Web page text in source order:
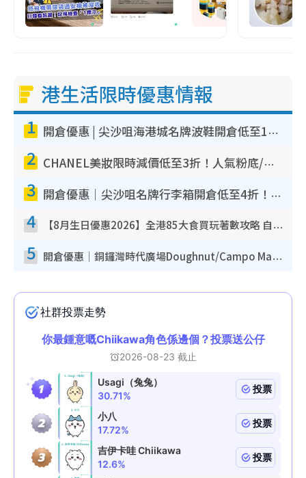
港生活限時優惠情報
1 開倉優惠 | 尖沙咀海港城名牌波鞋開倉低至1折！On鞋$899起／Joy&Peace鞋履$98起
2 CHANEL美妝限時減價低至3折！人氣粉底/唇膏/精華液低至$275！COCO香水都有平
3 開倉優惠｜尖沙咀名牌行李箱開倉低至4折！一連5日 American Tourister/ace./Hallmark $200起！
4 【8月生日優惠2026】全港85大食買玩著數攻略 自助餐/火鍋放題同行免費＋誠品/DONKI送現金券
5 開倉優惠｜銅鑼灣時代廣場Doughnut/Campo Marzio開倉低至1折！背囊、書包、手袋劈價$200起